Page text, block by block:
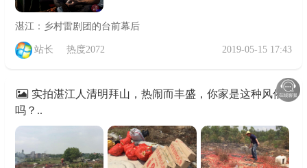
湛江：乡村雷剧团的台前幕后
站长 热度2072 2019-05-15 17:43
实拍湛江人清明拜山，热闹而丰盛，你家是这种风俗
吗？..